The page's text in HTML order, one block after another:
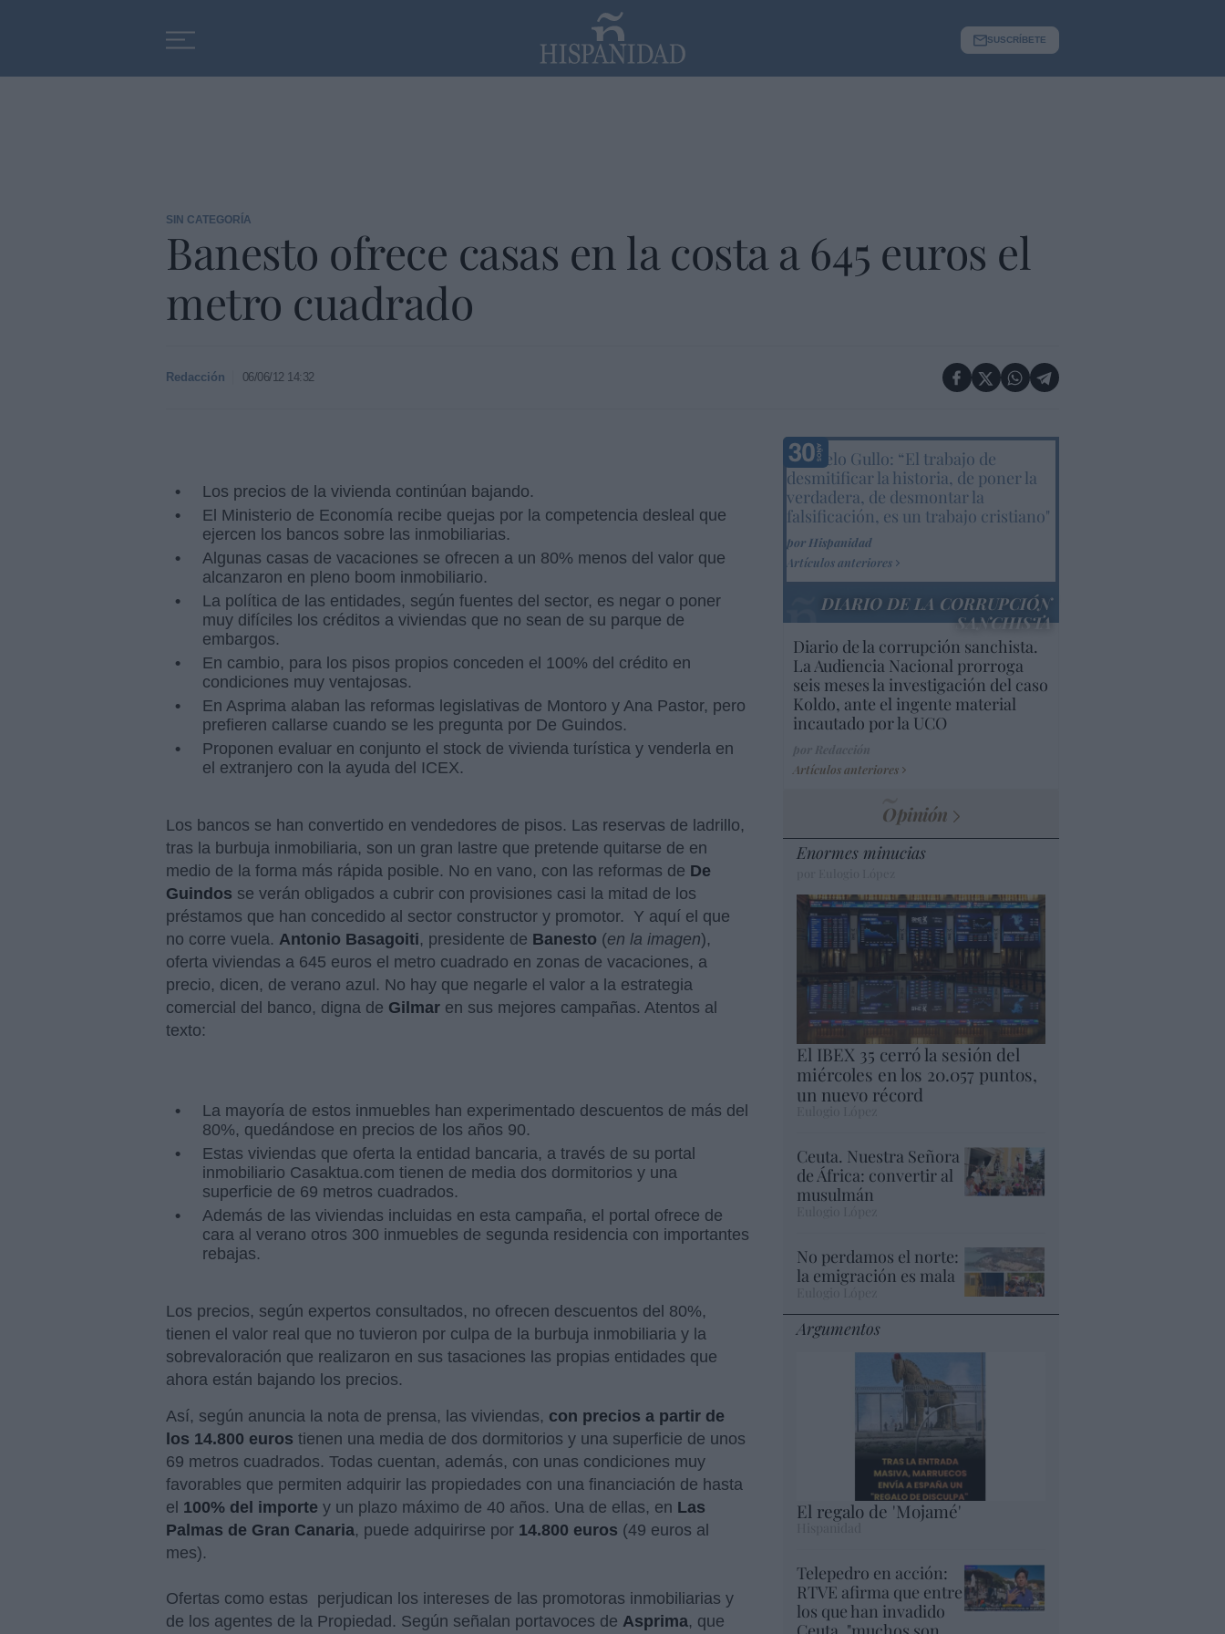
SUSCRÍBETE
SIN CATEGORÍA
Banesto ofrece casas en la costa a 645 euros el
metro cuadrado
Redacción 06/06/12 14:32
Los precios de la vivienda continúan bajando.
El Ministerio de Economía recibe quejas por la competencia desleal que
ejercen los bancos sobre las inmobiliarias.
Algunas casas de vacaciones se ofrecen a un 80% menos del valor que
alcanzaron en pleno boom inmobiliario.
La política de las entidades, según fuentes del sector, es negar o poner
muy difíciles los créditos a viviendas que no sean de su parque de
embargos.
En cambio, para los pisos propios conceden el 100% del crédito en
condiciones muy ventajosas.
En Asprima alaban las reformas legislativas de Montoro y Ana Pastor, pero
prefieren callarse cuando se les pregunta por De Guindos.
Proponen evaluar en conjunto el stock de vivienda turística y venderla en
el extranjero con la ayuda del ICEX.
Los bancos se han convertido en vendedores de pisos. Las reservas de ladrillo,
tras la burbuja inmobiliaria, son un gran lastre que pretende quitarse de en
medio de la forma más rápida posible. No en vano, con las reformas de De
Guindos se verán obligados a cubrir con provisiones casi la mitad de los
préstamos que han concedido al sector constructor y promotor. Y aquí el que
no corre vuela. Antonio Basagoiti, presidente de Banesto (en la imagen),
oferta viviendas a 645 euros el metro cuadrado en zonas de vacaciones, a
precio, dicen, de verano azul. No hay que negarle el valor a la estrategia
comercial del banco, digna de Gilmar en sus mejores campañas. Atentos al
texto:
La mayoría de estos inmuebles han experimentado descuentos de más del
80%, quedándose en precios de los años 90.
Estas viviendas que oferta la entidad bancaria, a través de su portal
inmobiliario Casaktua.com tienen de media dos dormitorios y una
superficie de 69 metros cuadrados.
Además de las viviendas incluidas en esta campaña, el portal ofrece de
cara al verano otros 300 inmuebles de segunda residencia con importantes
rebajas.
Los precios, según expertos consultados, no ofrecen descuentos del 80%,
tienen el valor real que no tuvieron por culpa de la burbuja inmobiliaria y la
sobrevaloración que realizaron en sus tasaciones las propias entidades que
ahora están bajando los precios.
Así, según anuncia la nota de prensa, las viviendas, con precios a partir de
los 14.800 euros tienen una media de dos dormitorios y una superficie de unos
69 metros cuadrados. Todas cuentan, además, con unas condiciones muy
favorables que permiten adquirir las propiedades con una financiación de hasta
el 100% del importe y un plazo máximo de 40 años. Una de ellas, en Las
Palmas de Gran Canaria, puede adquirirse por 14.800 euros (49 euros al
mes).
Ofertas como estas perjudican los intereses de las promotoras inmobiliarias y
de los agentes de la Propiedad. Según señalan portavoces de Asprima, que
Marcelo Gullo: “El trabajo de
desmitificar la historia, de poner la
verdadera, de desmontar la
falsificación, es un trabajo cristiano"
por Hispanidad
Artículos anteriores
DIARIO DE LA CORRUPCIÓN
SANCHISTA
Diario de la corrupción sanchista.
La Audiencia Nacional prorroga
seis meses la investigación del caso
Koldo, ante el ingente material
incautado por la UCO
Artículos anteriores
Opinión
Enormes minucias
El IBEX 35 cerró la sesión del
miércoles en los 20.057 puntos,
un nuevo récord
Ceuta. Nuestra Señora
de África: convertir al
musulmán
No perdamos el norte:
la emigración es mala
Argumentos
El regalo de 'Mojamé'
Telepedro en acción:
RTVE afirma que entre
los que han invadido